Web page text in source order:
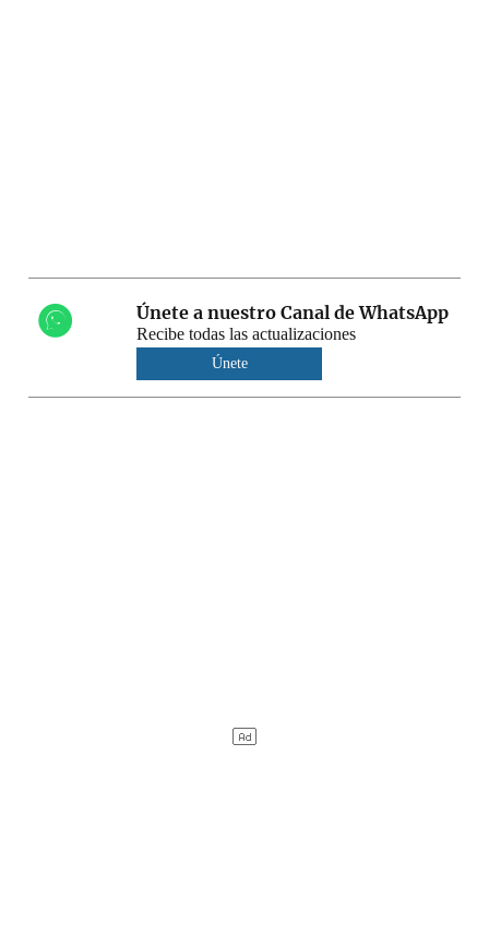
Únete a nuestro Canal de WhatsApp
Recibe todas las actualizaciones
Únete